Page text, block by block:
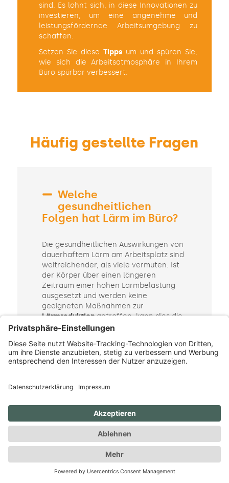
sind. Es lohnt sich, in diese Innovationen zu
investieren, um eine angenehme und
leistungsfördernde Arbeitsumgebung zu
schaffen.
Setzen Sie diese Tippsum und spüren Sie,
wie sich die Arbeitsatmosphäre in Ihrem
Büro spürbar verbessert.
Häufig gestellte Fragen
Welche
gesundheitlichen
Folgen hat Lärm im Büro?
Die gesundheitlichen Auswirkungen von
dauerhaftem Lärm am Arbeitsplatz sind
weitreichender, als viele vermuten. Ist
der Körper über einen längeren
Zeitraum einer hohen Lärmbelastung
ausgesetzt und werden keine
geeigneten Maßnahmen zur
Lärmreduktiongetroffen, kann dies die
Gesundheit langfristig beeinträchtigen.
Bluthochdruck, chronische
Kopfschmerzen und Schlafstörungen.
Auch Muskelverspannungen im Nacken-
Darm-Beschwerden sind typische
Besonders problematisch ist, dass Lärm
Stress auslöst und dadurch das
autonome Nervensystem aktiviert wird.
Der Körper schüttet vermehrt
Stresshormone aus, die Herzfrequenz
steigt und der gesamte Stoffwechsel